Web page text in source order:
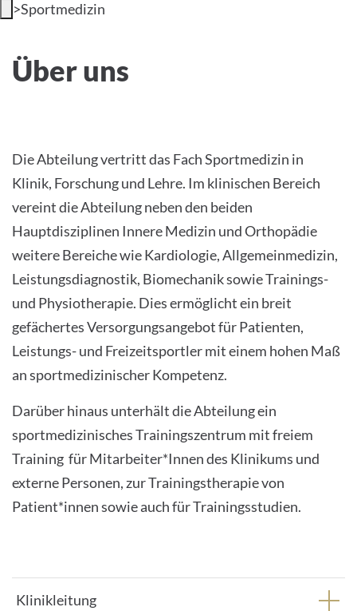
PRESSE
DAS KLINIKUM
PATIENTEN &AMP; BESUCHER
MEDIZINISCHE FAKULTÄT
KARRIERE
KONTAKT
PRESSE
LEICHTE SPRACHE
>Sportmedizin
Über uns
Über uns
Die Abteilung vertritt das Fach Sportmedizin in
Klinik, Forschung und Lehre. Im klinischen Bereich
vereint die Abteilung neben den beiden
Hauptdisziplinen Innere Medizin und Orthopädie
weitere Bereiche wie Kardiologie, Allgemeinmedizin,
Leistungsdiagnostik, Biomechanik sowie Trainings-
und Physiotherapie. Dies ermöglicht ein breit
gefächertes Versorgungsangebot für Patienten,
Leistungs- und Freizeitsportler mit einem hohen Maß
an sportmedizinischer Kompetenz.
Darüber hinaus unterhält die Abteilung ein
sportmedizinisches Trainingszentrum mit freiem
Training für Mitarbeiter*Innen des Klinikums und
externe Personen, zur Trainingstherapie von
Patient*innen sowie auch für Trainingsstudien.
Klinikleitung